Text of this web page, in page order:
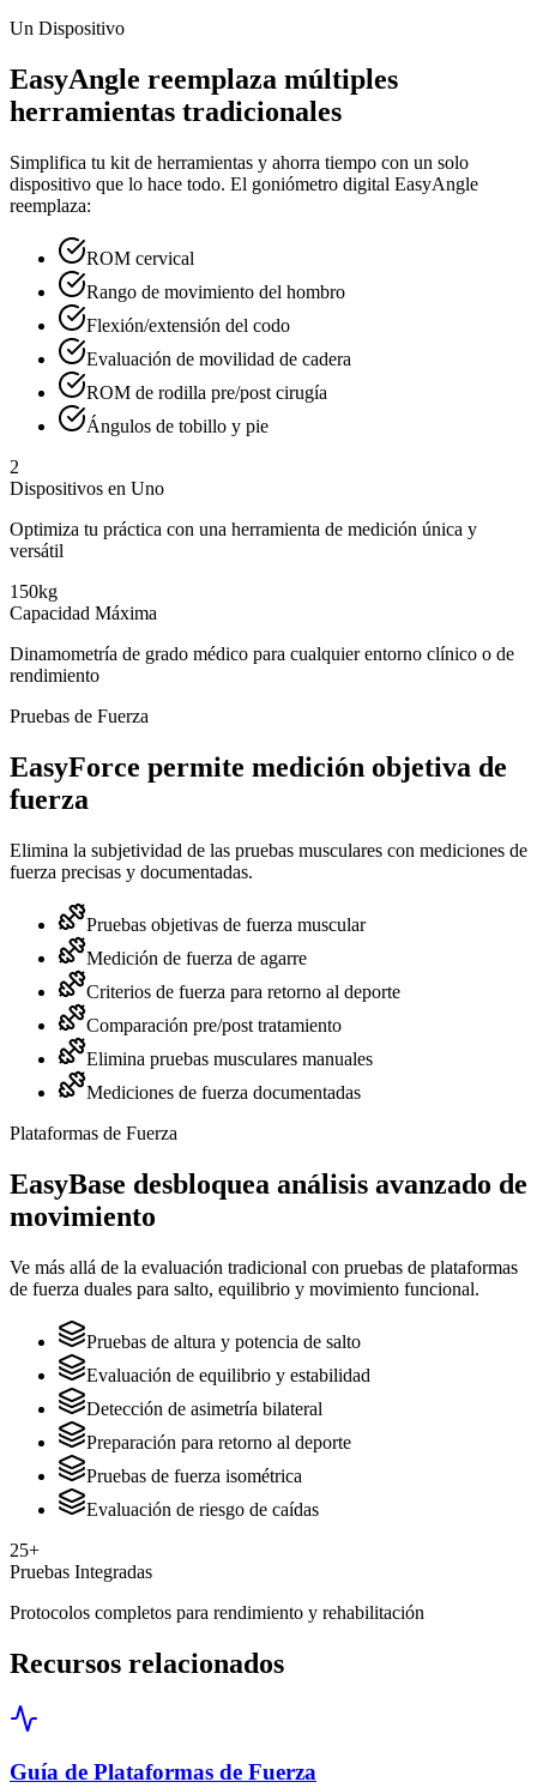
Un Dispositivo
EasyAngle reemplaza múltiples
herramientas tradicionales
Simplifica tu kit de herramientas y ahorra tiempo con un solo
dispositivo que lo hace todo. El goniómetro digital EasyAngle
reemplaza:
ROM cervical
Rango de movimiento del hombro
Flexión/extensión del codo
Evaluación de movilidad de cadera
ROM de rodilla pre/post cirugía
Ángulos de tobillo y pie
2
Dispositivos en Uno
Optimiza tu práctica con una herramienta de medición única y
versátil
150kg
Capacidad Máxima
Dinamometría de grado médico para cualquier entorno clínico o de
rendimiento
Pruebas de Fuerza
EasyForce permite medición objetiva de
fuerza
Elimina la subjetividad de las pruebas musculares con mediciones de
fuerza precisas y documentadas.
Pruebas objetivas de fuerza muscular
Medición de fuerza de agarre
Criterios de fuerza para retorno al deporte
Comparación pre/post tratamiento
Elimina pruebas musculares manuales
Mediciones de fuerza documentadas
Plataformas de Fuerza
EasyBase desbloquea análisis avanzado de
movimiento
Ve más allá de la evaluación tradicional con pruebas de plataformas
de fuerza duales para salto, equilibrio y movimiento funcional.
Pruebas de altura y potencia de salto
Evaluación de equilibrio y estabilidad
Detección de asimetría bilateral
Preparación para retorno al deporte
Pruebas de fuerza isométrica
Evaluación de riesgo de caídas
25+
Pruebas Integradas
Protocolos completos para rendimiento y rehabilitación
Recursos relacionados
Guía de Plataformas de Fuerza